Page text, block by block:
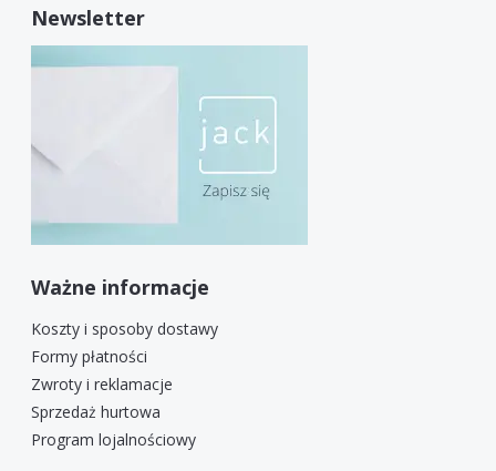
Newsletter
Ważne informacje
Koszty i sposoby dostawy
Formy płatności
Zwroty i reklamacje
Sprzedaż hurtowa
Program lojalnościowy